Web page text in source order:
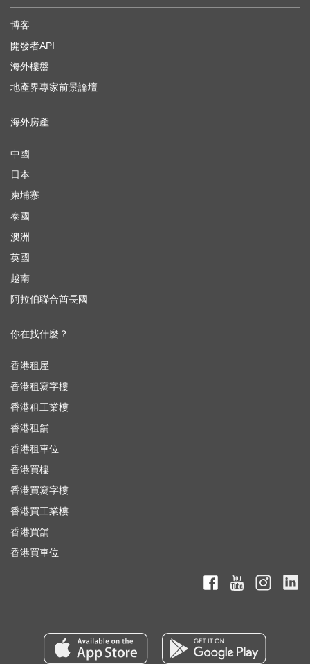
博客
開發者API
海外樓盤
地產界專家前景論壇
海外房產
中國
日本
柬埔寨
泰國
澳洲
英國
越南
阿拉伯聯合酋長國
你在找什麼？
香港租屋
香港租寫字樓
香港租工業樓
香港租舖
香港租車位
香港買樓
香港買寫字樓
香港買工業樓
香港買舖
香港買車位